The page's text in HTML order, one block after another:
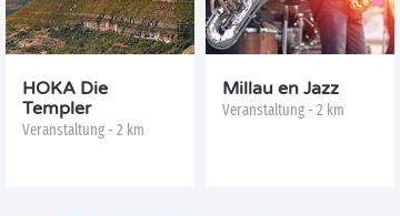
HOKA Die
Templer
Veranstaltung - 2 km
Millau en Jazz
Veranstaltung - 2 km